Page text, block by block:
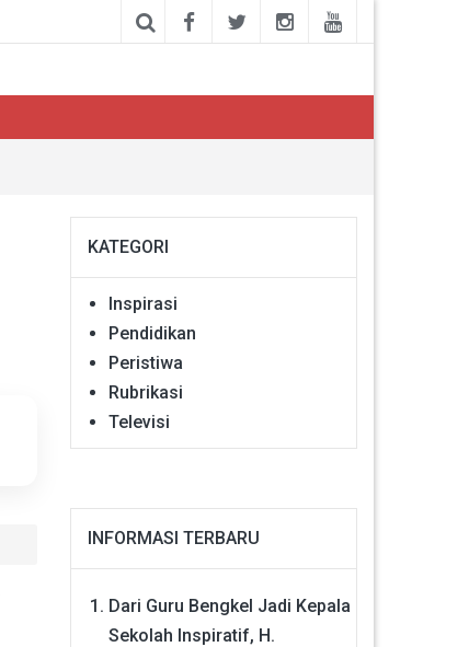
KATEGORI
Inspirasi
Pendidikan
Peristiwa
Rubrikasi
Televisi
INFORMASI TERBARU
Dari Guru Bengkel Jadi Kepala
Sekolah Inspiratif, H.